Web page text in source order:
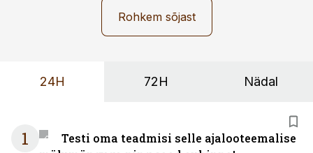
Rohkem sõjast
24H 72H Nädal
1
Testi oma teadmisi selle ajalooteemalise